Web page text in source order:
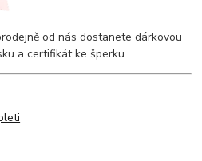
od nás dostanete dárkovou
a certifikát ke šperku.